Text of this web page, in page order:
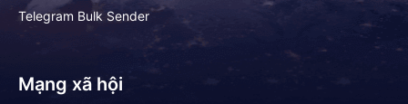
Telegram Bulk Sender
Mạng xã hội